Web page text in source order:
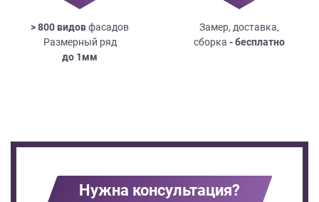
> 800 видовфасадов
Размерный ряд
до 1мм
Замер, доставка,
сборка - бесплатно
Нужна консультация?